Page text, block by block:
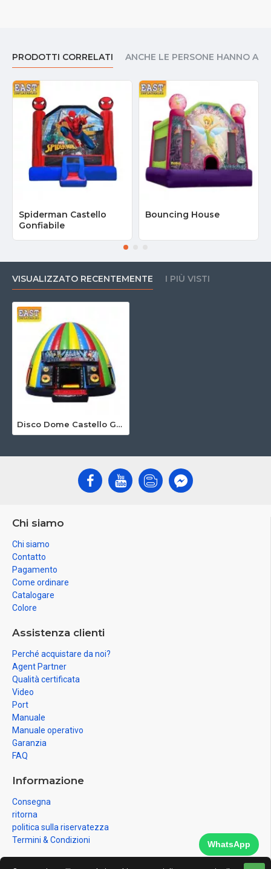
PRODOTTI CORRELATI ANCHE LE PERSONE HANNO
Spiderman Castello
Gonfiabile
Bouncing House
VISUALIZZATO RECENTEMENTE I PIÙ VISTI
Disco Dome Castello Gonfiabile
Chi siamo
Chi siamo
Contatto
Pagamento
Come ordinare
Catalogare
Colore
Assistenza clienti
Perché acquistare da noi?
Agent Partner
Qualità certificata
Video
Port
Manuale
Manuale operativo
Garanzia
FAQ
Informazione
Consegna
ritorna
politica sulla riservatezza
Termini & Condizioni
WhatsApp